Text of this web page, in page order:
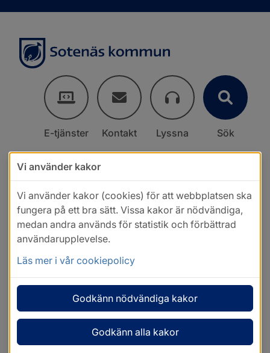
E-tjänster Kontakt Lyssna Sök
Vi använder kakor
Vi använder kakor (cookies) för att webbplatsen ska
fungera på ett bra sätt. Vissa kakor är nödvändiga,
medan andra används för statistik och förbättrad
användarupplevelse.
Läs mer i vår cookiepolicy
Godkänn nödvändiga kakor
Godkänn alla kakor